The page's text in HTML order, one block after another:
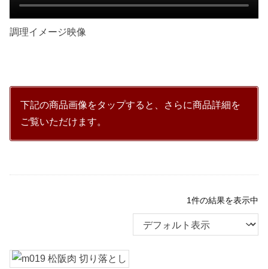
調理イメージ映像
下記の商品画像をタップすると、さらに商品詳細を
ご覧いただけます。
1件の結果を表示中